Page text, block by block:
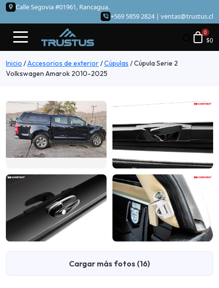
Calle Segovia #01961, Rancagua.
+569 5859 2824 | ventas@trustus.cl
$0
Inicio /Accesorios de exterior/Cúpulas /Cúpula Serie 2
Volkswagen Amarok 2010-2025
Cargar más fotos (16)